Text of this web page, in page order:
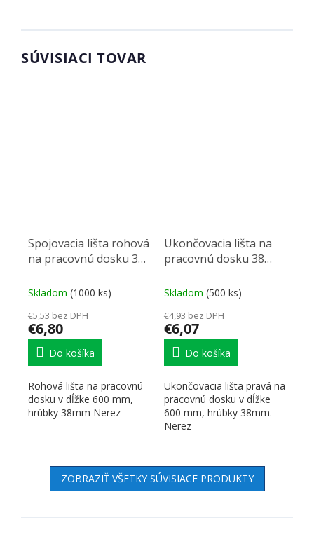
SÚVISIACI TOVAR
Spojovacia lišta rohová
na pracovnú dosku 38
Skladom (1000 ks)
€5,53 bez DPH
€6,80
Do košíka
Rohová lišta na pracovnú
dosku v dĺžke 600 mm,
hrúbky 38mm Nerez
Ukončovacia lišta na
pracovnú dosku 38
Skladom (500 ks)
€4,93 bez DPH
€6,07
Do košíka
Ukončovacia lišta pravá na
pracovnú dosku v dĺžke
600 mm, hrúbky 38mm.
Nerez
ZOBRAZIŤ VŠETKY SÚVISIACE PRODUKTY